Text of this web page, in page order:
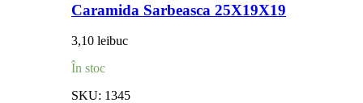
Caramida Sarbeasca 25X19X19
3,10 leibuc
În stoc
SKU: 1345